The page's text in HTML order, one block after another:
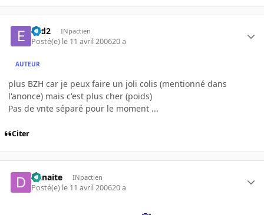
e2d2 INpactien
Posté(e) le 11 avril 200620 a
AUTEUR
plus BZH car je peux faire un joli colis (mentionné dans
l'anonce) mais c'est plus cher (poids)
Pas de vnte séparé pour le moment ...
Citer
Danaite INpactien
Posté(e) le 11 avril 200620 a